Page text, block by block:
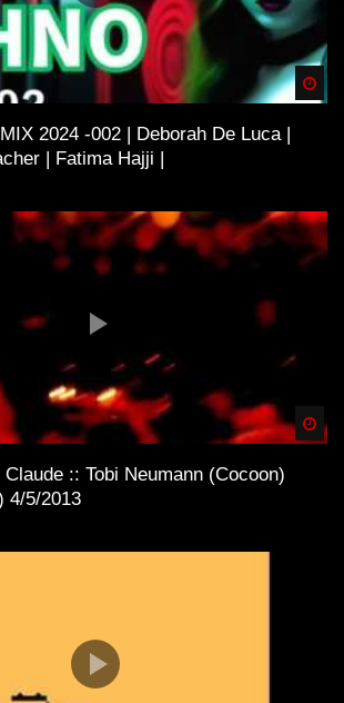
2024 -002 | Deborah De Luca |
| Fatima Hajji |
:: Tobi Neumann (Cocoon)
4/5/2013